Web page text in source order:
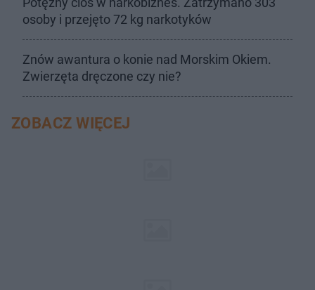
osoby i przejęto 72 kg narkotyków
Znów awantura o konie nad Morskim Okiem.
Zwierzęta dręczone czy nie?
ZOBACZ WIĘCEJ